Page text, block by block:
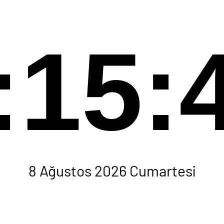
8 Ağustos 2026 Cumartesi